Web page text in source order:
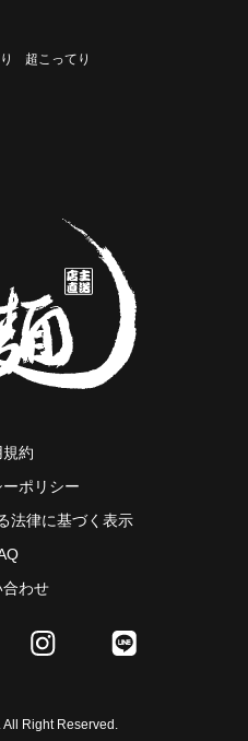
超こってり
約
ポリシー
法律に基づく表示
合わせ
Right Reserved.